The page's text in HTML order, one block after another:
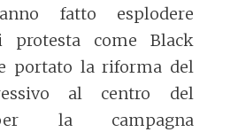
fatto esplodere
protesta come Black
portato la riforma del
al centro del
la campagna